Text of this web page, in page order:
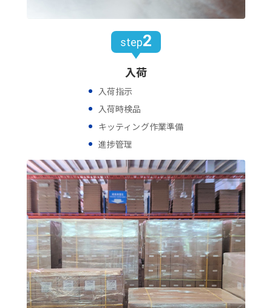
step2
入荷
入荷指示
入荷時検品
キッティング作業準備
進捗管理